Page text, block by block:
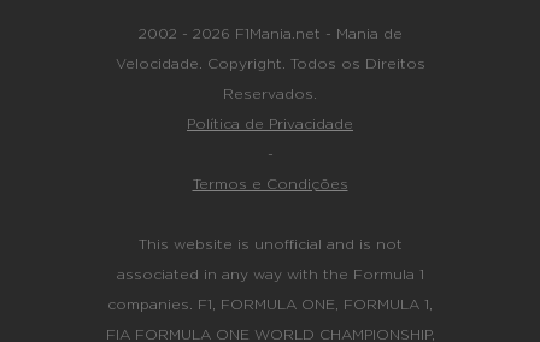
2002 - 2026 F1Mania.net - Mania de
Velocidade. Copyright. Todos os Direitos
Reservados.
Política de Privacidade
-
Termos e Condições
This website is unofficial and is not
associated in any way with the Formula 1
companies. F1, FORMULA ONE, FORMULA 1,
FIA FORMULA ONE WORLD CHAMPIONSHIP,